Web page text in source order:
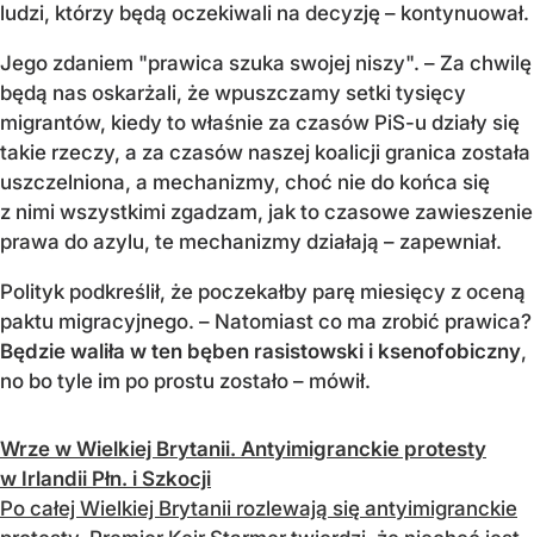
ludzi, którzy będą oczekiwali na decyzję – kontynuował.
Jego zdaniem "prawica szuka swojej niszy". – Za chwilę
będą nas oskarżali, że wpuszczamy setki tysięcy
migrantów, kiedy to właśnie za czasów PiS-u działy się
takie rzeczy, a za czasów naszej koalicji granica została
uszczelniona, a mechanizmy, choć nie do końca się
z nimi wszystkimi zgadzam, jak to czasowe zawieszenie
prawa do azylu, te mechanizmy działają – zapewniał.
Polityk podkreślił, że poczekałby parę miesięcy z oceną
paktu migracyjnego. – Natomiast co ma zrobić prawica?
Będzie waliła w ten bęben rasistowski i ksenofobiczny,
no bo tyle im po prostu zostało – mówił.
Wrze w Wielkiej Brytanii. Antyimigranckie protesty
w Irlandii Płn. i Szkocji
Po całej Wielkiej Brytanii rozlewają się antyimigranckie